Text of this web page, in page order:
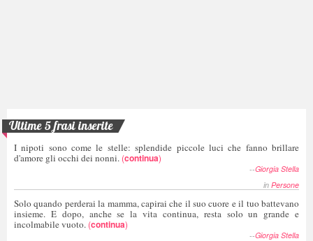
Ultime 5 frasi inserite
I nipoti sono come le stelle: splendide piccole luci che fanno brillare
d'amore gli occhi dei nonni. (continua)
--Giorgia Stella
in Persone
Solo quando perderai la mamma, capirai che il suo cuore e il tuo battevano
insieme. E dopo, anche se la vita continua, resta solo un grande e
incolmabile vuoto. (continua)
--Giorgia Stella